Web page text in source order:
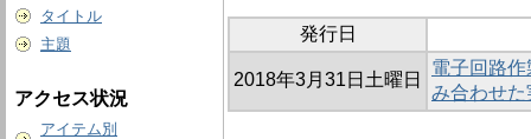
タイトル
主題
アクセス状況
アイテム別
発行日
2018年3月31日土曜日
電子回路
み合わせた